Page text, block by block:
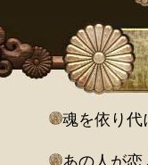
魂を依り
あの人が恋